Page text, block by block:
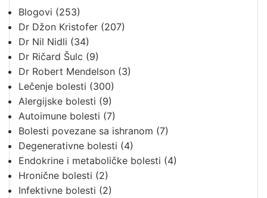
Blogovi (253)
Dr Džon Kristofer (207)
Dr Nil Nidli (34)
Dr Ričard Šulc (9)
Dr Robert Mendelson (3)
Lečenje bolesti (300)
Alergijske bolesti (9)
Autoimune bolesti (7)
Bolesti povezane sa ishranom (7)
Degenerativne bolesti (4)
Endokrine i metaboličke bolesti (4)
Hronične bolesti (2)
Infektivne bolesti (2)